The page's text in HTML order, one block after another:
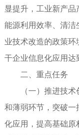
显提升，工业新产
能源利用效率、清洁
业技术改造的政策
干企业信息化应用达
二、重点任务
（一）推进技术
和薄弱环节，突破一
化应用，提高基础原